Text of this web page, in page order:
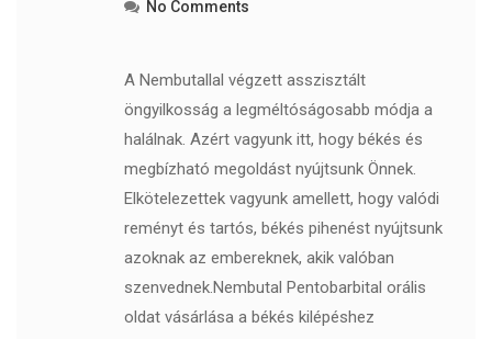
No Comments
A Nembutallal végzett asszisztált
öngyilkosság a legméltóságosabb módja a
halálnak. Azért vagyunk itt, hogy békés és
megbízható megoldást nyújtsunk Önnek.
Elkötelezettek vagyunk amellett, hogy valódi
reményt és tartós, békés pihenést nyújtsunk
azoknak az embereknek, akik valóban
szenvednek.Nembutal Pentobarbital orális
oldat vásárlása a békés kilépéshez